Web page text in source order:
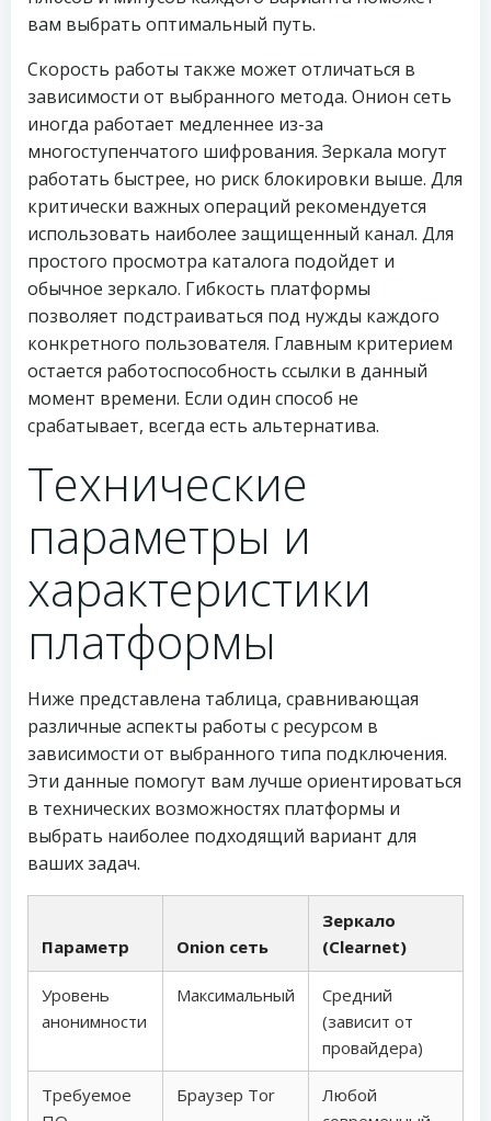
вам выбрать оптимальный путь.
Скорость работы также может отличаться в
зависимости от выбранного метода. Онион сеть
иногда работает медленнее из-за
многоступенчатого шифрования. Зеркала могут
работать быстрее, но риск блокировки выше. Для
критически важных операций рекомендуется
использовать наиболее защищенный канал. Для
простого просмотра каталога подойдет и
обычное зеркало. Гибкость платформы
позволяет подстраиваться под нужды каждого
конкретного пользователя. Главным критерием
остается работоспособность ссылки в данный
момент времени. Если один способ не
срабатывает, всегда есть альтернатива.
Технические
параметры и
характеристики
платформы
Ниже представлена таблица, сравнивающая
различные аспекты работы с ресурсом в
зависимости от выбранного типа подключения.
Эти данные помогут вам лучше ориентироваться
в технических возможностях платформы и
выбрать наиболее подходящий вариант для
ваших задач.
Параметр Onion сеть
Зеркало
(Clearnet)
Уровень
анонимности
Максимальный
Средний
(зависит от
провайдера)
Требуемое
Браузер Tor
Любой